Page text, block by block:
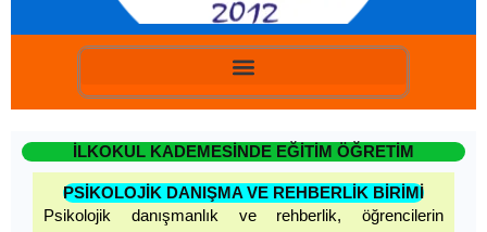
İLKOKUL KADEMESİNDE EĞİTİM ÖĞRETİM
PSİKOLOJİK DANIŞMA VE REHBERLİK BİRİMİ
Psikolojik danışmanlık ve rehberlik, öğrencilerin